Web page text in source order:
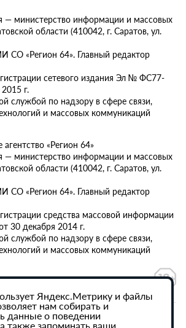
— министерство информации и массовых
области (410042, г. Саратов, ул.
СО «Регион 64». Главный редактор
сетевого издания Эл № ФС77-
г.
службой по надзору в сфере связи,
и массовых коммуникаций
«Регион 64»
— министерство информации и массовых
области (410042, г. Саратов, ул.
СО «Регион 64». Главный редактор
средства массовой информации
30 декабря 2014 г.
службой по надзору в сфере связи,
и массовых коммуникаций
обработки персональных данных
материалов сайта активная
Яндекс.Метрику и файлы
нам собирать и
данные о поведении